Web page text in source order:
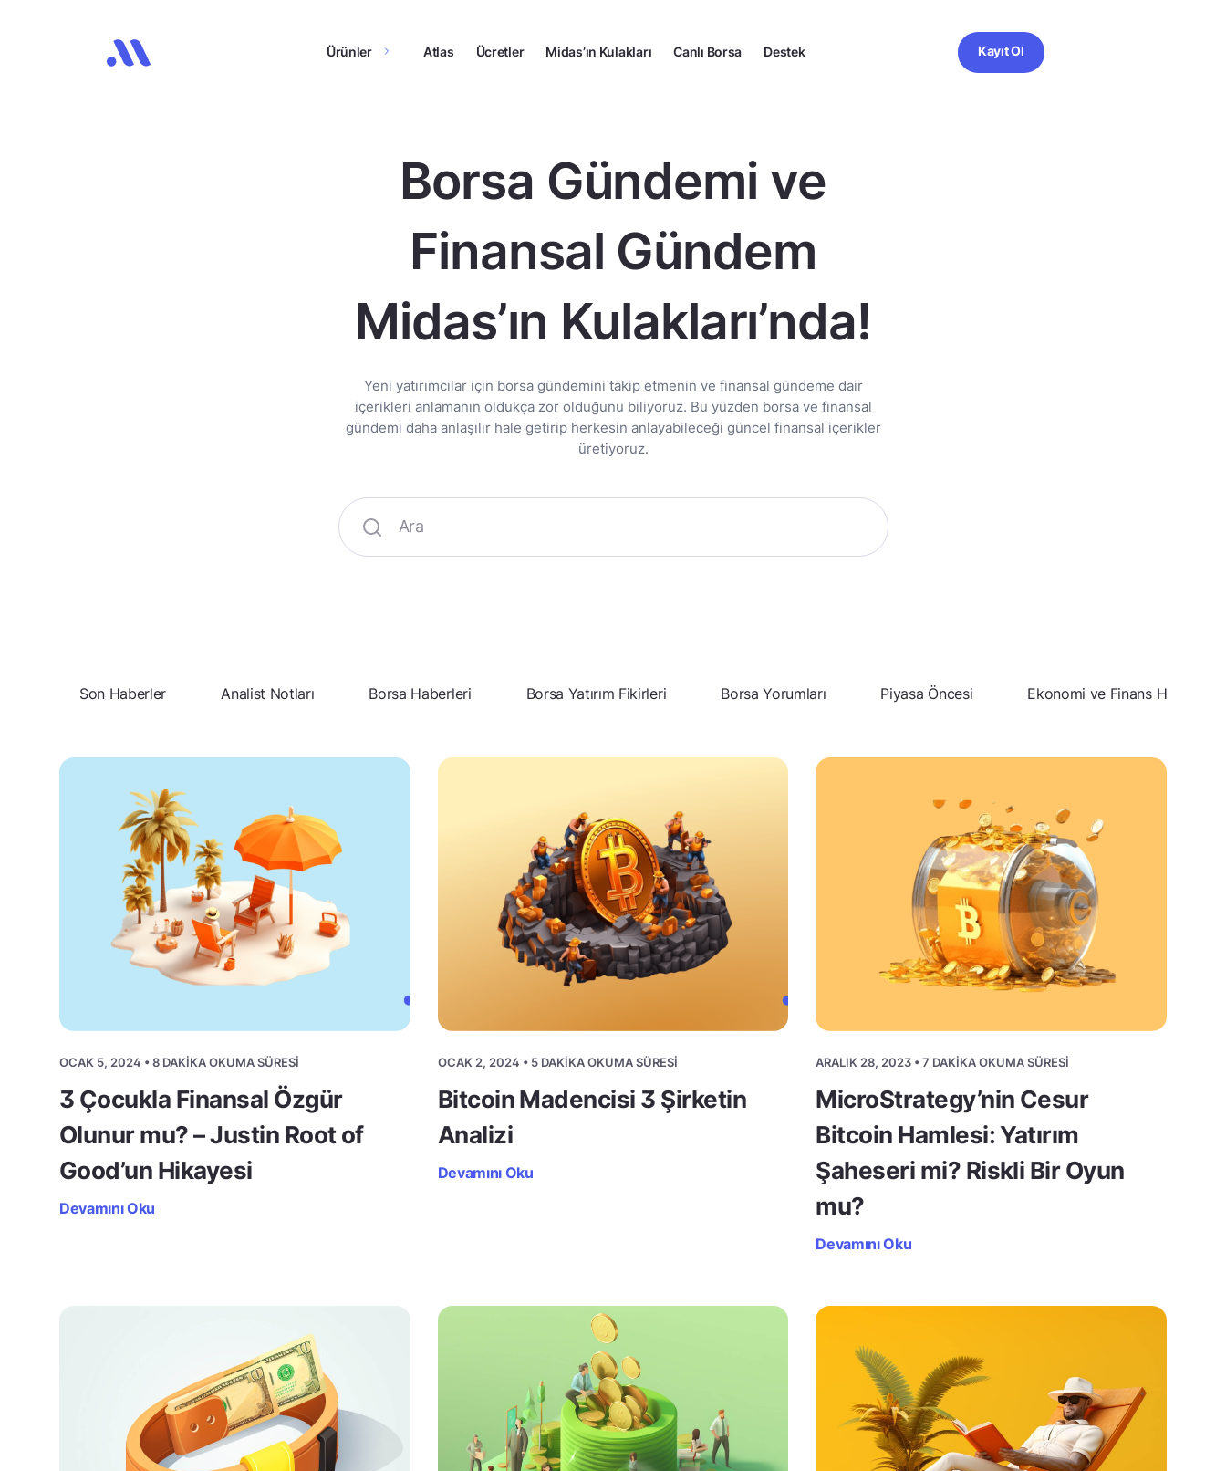
Ürünler Atlas Ücretler Midas’ın Kulakları Canlı Borsa Destek Kayıt Ol
Borsa Gündemi ve
Finansal Gündem
Midas’ın Kulakları’nda!
Yeni yatırımcılar için borsa gündemini takip etmenin ve finansal gündeme dair
içerikleri anlamanın oldukça zor olduğunu biliyoruz. Bu yüzden borsa ve finansal
gündemi daha anlaşılır hale getirip herkesin anlayabileceği güncel finansal içerikler
üretiyoruz.
Son Haberler Analist Notları Borsa Haberleri Borsa Yatırım Fikirleri Borsa Yorumları Piyasa Öncesi Ekonomi ve Finans Haberleri
OCAK 5, 2024 • 8 DAKIKA OKUMA SÜRESI
3 Çocukla Finansal Özgür
Olunur mu? – Justin Root of
Good’un Hikayesi
Devamını Oku
OCAK 2, 2024 • 5 DAKIKA OKUMA SÜRESI
Bitcoin Madencisi 3 Şirketin
Analizi
Devamını Oku
ARALIK 28, 2023 • 7 DAKIKA OKUMA SÜRESI
MicroStrategy’nin Cesur
Bitcoin Hamlesi: Yatırım
Şaheseri mi? Riskli Bir Oyun
mu?
Devamını Oku